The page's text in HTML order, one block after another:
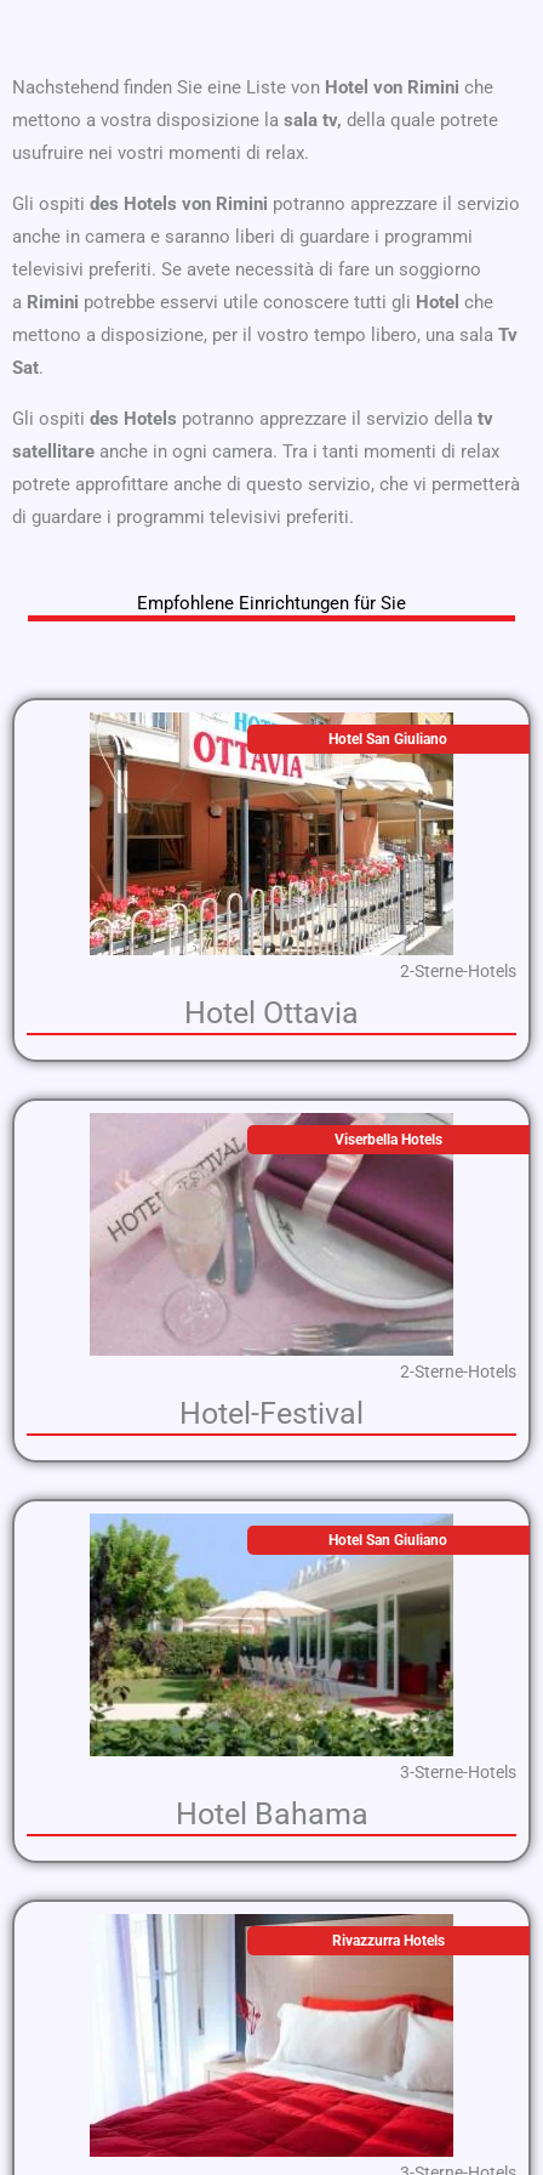
Nachstehend finden Sie eine Liste von Hotel von Rimini che
mettono a vostra disposizione la sala tv, della quale potrete
usufruire nei vostri momenti di relax.
Gli ospiti des Hotels von Rimini potranno apprezzare il servizio
anche in camera e saranno liberi di guardare i programmi
televisivi preferiti. Se avete necessità di fare un soggiorno
a Rimini potrebbe esservi utile conoscere tutti gli Hotel che
mettono a disposizione, per il vostro tempo libero, una sala Tv
Sat.
Gli ospiti des Hotels potranno apprezzare il servizio della tv
satellitare anche in ogni camera. Tra i tanti momenti di relax
potrete approfittare anche di questo servizio, che vi permetterà
di guardare i programmi televisivi preferiti.
Empfohlene Einrichtungen für Sie
Hotel San Giuliano
2-Sterne-Hotels
Hotel Ottavia
Viserbella Hotels
2-Sterne-Hotels
Hotel-Festival
Hotel San Giuliano
3-Sterne-Hotels
Hotel Bahama
Rivazzurra Hotels